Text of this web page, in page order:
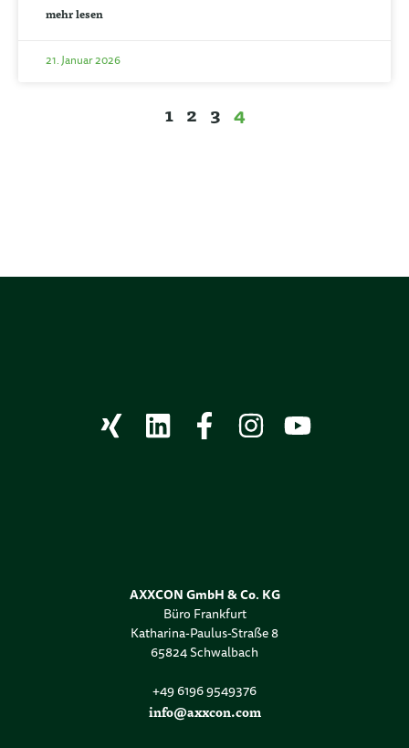
mehr lesen
21. Januar 2026
1 2 3 4
AXXCON GmbH & Co. KG
Büro Frankfurt
Katharina-Paulus-Straße 8
65824 Schwalbach
+49 6196 9549376
info@axxcon.com